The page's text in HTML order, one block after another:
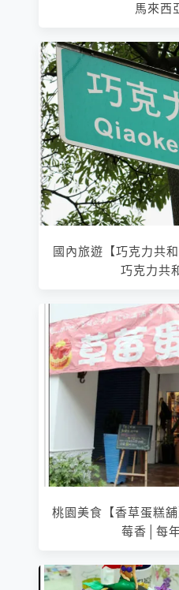
馬來西
國內旅遊【巧克力共
巧克力共
桃園美食【香草蛋糕
莓香│每